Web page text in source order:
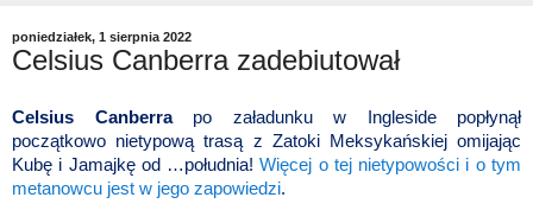
poniedziałek, 1 sierpnia 2022
Celsius Canberra zadebiutował
Celsius Canberrapo załadunku w Ingleside popłynął
początkowo nietypową trasą z Zatoki Meksykańskiej omijając
Kubę i Jamajkę od …południa!Więcej o tej nietypowości i o tym
metanowcu jest w jego zapowiedzi.